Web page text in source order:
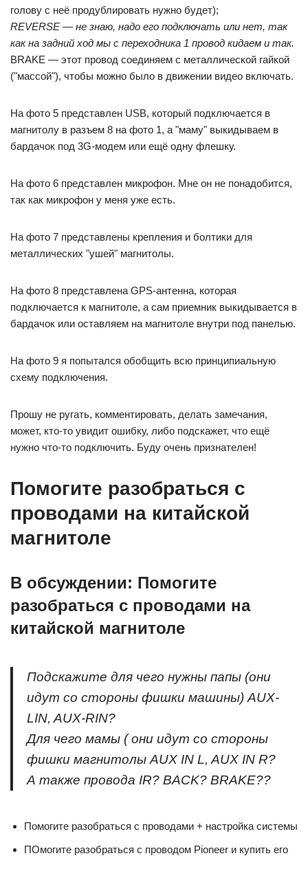
голову с неё продублировать нужно будет);
REVERSE — не знаю, надо его подключать или нет, так
как на задний ход мы с переходника 1 провод кидаем и так.
BRAKE — этот провод соединяем с металлической гайкой
("массой"), чтобы можно было в движении видео включать.
На фото 5 представлен USB, который подключается в
магнитолу в разъем 8 на фото 1, а "маму" выкидываем в
бардачок под 3G-модем или ещё одну флешку.
На фото 6 представлен микрофон. Мне он не понадобится,
так как микрофон у меня уже есть.
На фото 7 представлены крепления и болтики для
металлических "ушей" магнитолы.
На фото 8 представлена GPS-антенна, которая
подключается к магнитоле, а сам приемник выкидывается в
бардачок или оставляем на магнитоле внутри под панелью.
На фото 9 я попытался обобщить всю принципиальную
схему подключения.
Прошу не ругать, комментировать, делать замечания,
может, кто-то увидит ошибку, либо подскажет, что ещё
нужно что-то подключить. Буду очень признателен!
Помогите разобраться с
проводами на китайской
магнитоле
В обсуждении: Помогите
разобраться с проводами на
китайской магнитоле
Подскажите для чего нужны папы (они
идут со стороны фишки машины) AUX-
LIN, AUX-RIN?
Для чего мамы ( они идут со стороны
фишки магнитолы AUX IN L, AUX IN R?
А также провода IR? BACK? BRAKE??
Помогите разобраться с проводами + настройка системы
ПОмогите разобраться с проводом Pioneer и купить его